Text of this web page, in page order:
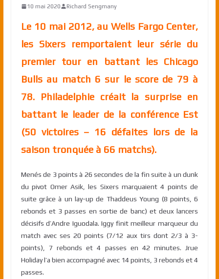
10 mai 2020 Richard Sengmany
Le 10 mai 2012, au Wells Fargo Center,
les Sixers remportaient leur série du
premier tour en battant les Chicago
Bulls au match 6 sur le score de 79 à
78. Philadelphie créait la surprise en
battant le leader de la conférence Est
(50 victoires – 16 défaites lors de la
saison tronquée à 66 matchs).
Menés de 3 points à 26 secondes de la fin suite à un dunk
du pivot Omer Asik, les Sixers marquaient 4 points de
suite grâce à un lay-up de Thaddeus Young (8 points, 6
rebonds et 3 passes en sortie de banc) et deux lancers
décisifs d’Andre Iguodala. Iggy finit meilleur marqueur du
match avec ses 20 points (7/12 aux tirs dont 2/3 à 3-
points), 7 rebonds et 4 passes en 42 minutes. Jrue
Holiday l’a bien accompagné avec 14 points, 3 rebonds et 4
passes.